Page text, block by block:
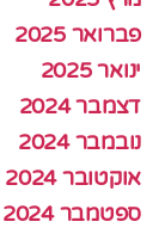
פברואר 2025
ינואר 2025
דצמבר 2024
נובמבר 2024
אוקטובר 2024
ספטמבר 2024